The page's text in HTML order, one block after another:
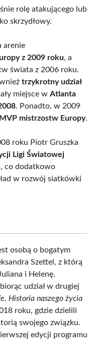
rolę atakującego lub
skrzydłowy.
arenie
z 2009 roku, a
świata z 2006 roku.
trzykrotny udział
miejsce w Atlanta
. Ponadto, w 2009
MVP mistrzostw Europy.
roku Piotr Gruszka
Ligi Światowej
co dodatkowo
w rozwój siatkówki
osobą o bogatym
Szettel, z którą
i Helenę.
udział w drugiej
Historia naszego życia
roku, gdzie dzielili
swojego związku.
edycji programu